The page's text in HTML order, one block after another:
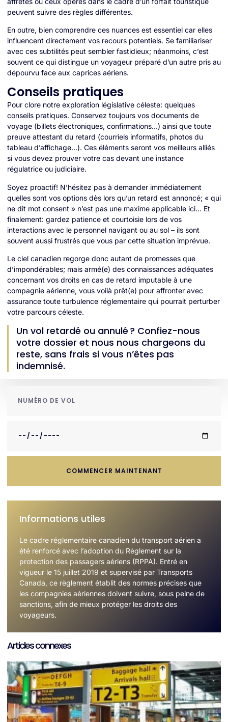
peuvent suivre des règles différentes.
En outre, bien comprendre ces nuances est essentiel car elles
influencent directement vos recours potentiels. Se familiariser
avec ces subtilités peut sembler fastidieux; néanmoins, c’est
souvent ce qui distingue un voyageur préparé d’un autre pris au
dépourvu face aux caprices aériens.
Conseils pratiques
Pour clore notre exploration législative céleste: quelques
conseils pratiques. Conservez toujours vos documents de
voyage (billets électroniques, confirmations…) ainsi que toute
preuve attestant du retard (courriels informatifs, photos du
tableau d’affichage…). Ces éléments seront vos meilleurs alliés
si vous devez prouver votre cas devant une instance
régulatrice ou judiciaire.
Soyez proactif! N’hésitez pas à demander immédiatement
quelles sont vos options dès lors qu’un retard est annoncé; « qui
ne dit mot consent » n’est pas une maxime applicable ici… Et
finalement: gardez patience et courtoisie lors de vos
interactions avec le personnel navigant ou au sol – ils sont
souvent aussi frustrés que vous par cette situation imprévue.
Le ciel canadien regorge donc autant de promesses que
d’impondérables; mais armé(e) des connaissances adéquates
concernant vos droits en cas de retard imputable à une
compagnie aérienne, vous voilà prêt(e) pour affronter avec
assurance toute turbulence réglementaire qui pourrait perturber
votre parcours céleste.
Un vol retardé ou annulé ? Confiez-nous
votre dossier et nous nous chargeons du
reste, sans frais si vous n’êtes pas
indemnisé.
COMMENCER MAINTENANT
Informations utiles
Le cadre réglementaire canadien du transport aérien a
été renforcé avec l’adoption du Règlement sur la
protection des passagers aériens (RPPA). Entré en
vigueur le 15 juillet 2019 et supervisé par Transports
Canada, ce règlement établit des normes précises que
les compagnies aériennes doivent suivre, sous peine de
sanctions, afin de mieux protéger les droits des
voyageurs.
Articles connexes